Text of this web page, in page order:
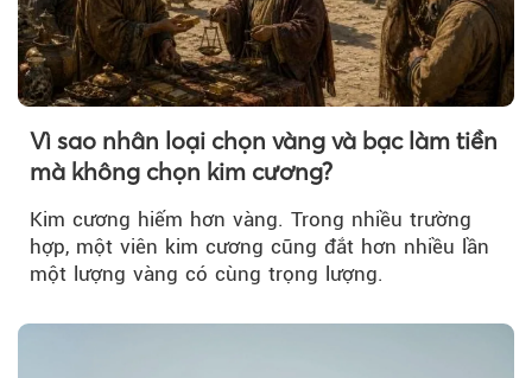
Vì sao nhân loại chọn vàng và bạc làm tiền
mà không chọn kim cương?
Kim cương hiếm hơn vàng. Trong nhiều trường
hợp, một viên kim cương cũng đắt hơn nhiều lần
một lượng vàng có cùng trọng lượng.